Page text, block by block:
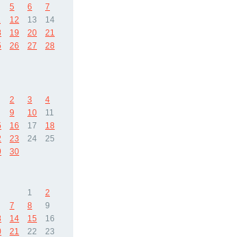
5 6
7
12 13
14
19 20
21
26 27
28
2 3
4
9 10
11
16 17
18
23 24
25
30
1
2
7 8
9
14 15
16
21 22
23